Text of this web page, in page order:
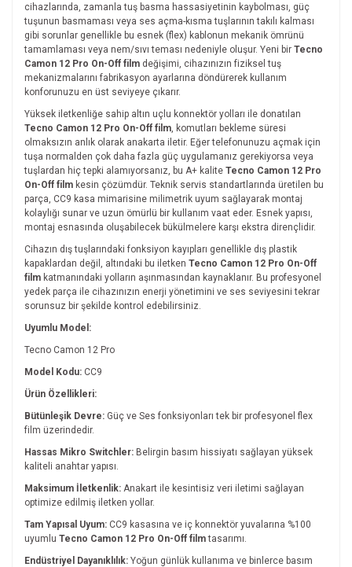
cihazlarında, zamanla tuş basma hassasiyetinin kaybolması, güç
tuşunun basmaması veya ses açma-kısma tuşlarının takılı kalması
gibi sorunlar genellikle bu esnek (flex) kablonun mekanik ömrünü
tamamlaması veya nem/sıvı teması nedeniyle oluşur. Yeni bir Tecno
Camon 12 Pro On-Off film değişimi, cihazınızın fiziksel tuş
mekanizmalarını fabrikasyon ayarlarına döndürerek kullanım
konforunuzu en üst seviyeye çıkarır.
Yüksek iletkenliğe sahip altın uçlu konnektör yolları ile donatılan
Tecno Camon 12 Pro On-Off film, komutları bekleme süresi
olmaksızın anlık olarak anakarta iletir. Eğer telefonunuzu açmak için
tuşa normalden çok daha fazla güç uygulamanız gerekiyorsa veya
tuşlardan hiç tepki alamıyorsanız, bu A+ kalite Tecno Camon 12 Pro
On-Off film kesin çözümdür. Teknik servis standartlarında üretilen bu
parça, CC9 kasa mimarisine milimetrik uyum sağlayarak montaj
kolaylığı sunar ve uzun ömürlü bir kullanım vaat eder. Esnek yapısı,
montaj esnasında oluşabilecek bükülmelere karşı ekstra dirençlidir.
Cihazın dış tuşlarındaki fonksiyon kayıpları genellikle dış plastik
kapaklardan değil, altındaki bu iletken Tecno Camon 12 Pro On-Off
film katmanındaki yolların aşınmasından kaynaklanır. Bu profesyonel
yedek parça ile cihazınızın enerji yönetimini ve ses seviyesini tekrar
sorunsuz bir şekilde kontrol edebilirsiniz.
Uyumlu Model:
Tecno Camon 12 Pro
Model Kodu: CC9
Ürün Özellikleri:
Bütünleşik Devre: Güç ve Ses fonksiyonları tek bir profesyonel flex
film üzerindedir.
Hassas Mikro Switchler: Belirgin basım hissiyatı sağlayan yüksek
kaliteli anahtar yapısı.
Maksimum İletkenlik: Anakart ile kesintisiz veri iletimi sağlayan
optimize edilmiş iletken yollar.
Tam Yapısal Uyum: CC9 kasasına ve iç konnektör yuvalarına %100
uyumlu Tecno Camon 12 Pro On-Off filmtasarımı.
Endüstriyel Dayanıklılık: Yoğun günlük kullanıma ve binlerce basım